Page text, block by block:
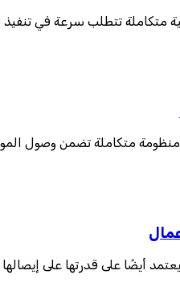
متكاملة تتطلب سرعة في
متكاملة تضمن وصول
أيضًا على قدرتها على